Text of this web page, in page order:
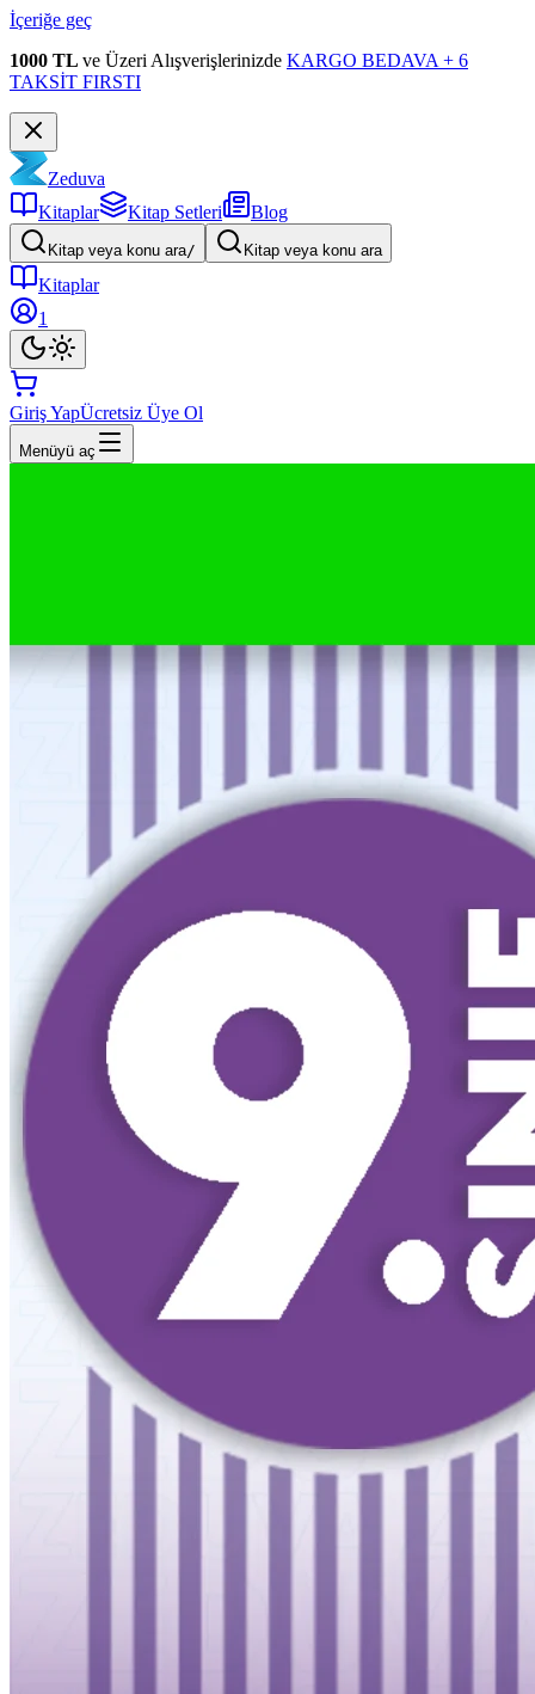
İçeriğe geç
1000 TL ve Üzeri Alışverişlerinizde KARGO BEDAVA + 6
TAKSİT FIRSTI
Zeduva
Kitaplar
Kitap Setleri Blog
Kitap veya konu ara/ Kitap veya konu ara
Kitaplar
1
Giriş YapÜcretsiz Üye Ol
Menüyü aç